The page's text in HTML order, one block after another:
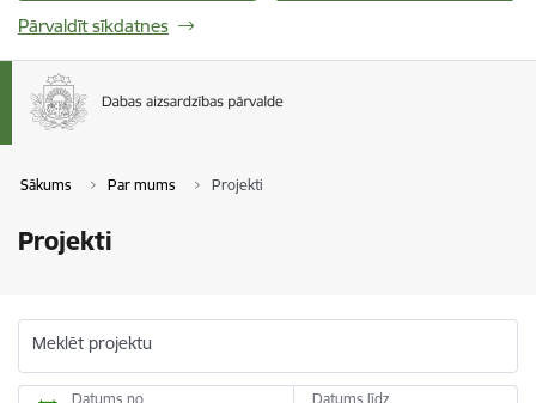
Pārvaldīt sīkdatnes
Sākums Par mums Projekti
Projekti
Meklēt projektu
Datums no Datums līdz